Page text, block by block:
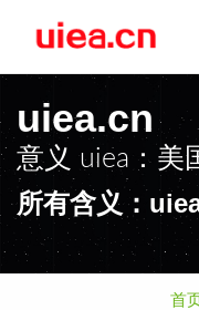
uiea.cn
意义uiea：美
所有含义：
首